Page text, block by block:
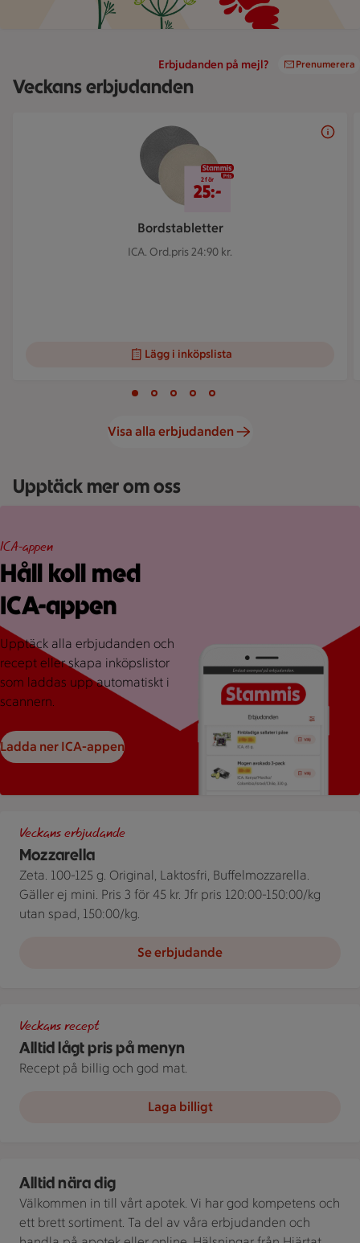
Erbjudanden på mejl? Prenumerera
Veckans erbjudanden
Bildspel med 5 bilder.
Bordstabletter
ICA. Ord.pris 24:90 kr.
2 för 25 kr
2 för
25:-
Lägg i inköpslista
Bild 1 av 5
Bild 2 av 5
Bild 3 av 5Bild 4 av 5
Visa alla erbjudanden
Upptäck mer om oss
Håll koll med
ICA-appen
ICA-appen
Upptäck alla erbjudanden och
recept eller skapa inköpslistor
som laddas upp automatiskt i
scannern.
Ladda ner ICA-appen
Mozzarella
Veckans erbjudande
Zeta. 100-125 g. Original, Laktosfri, Buffelmozzarella.
Gäller ej mini. Pris 3 för 45 kr. Jfr pris 120:00-150:00/kg
utan spad, 150:00/kg.
Se erbjudande
Alltid lågt pris på menyn
Veckans recept
Recept på billig och god mat.
Laga billigt
Alltid nära dig
Välkommen in till vårt apotek. Vi har god kompetens och
ett brett sortiment. Ta del av våra erbjudanden och